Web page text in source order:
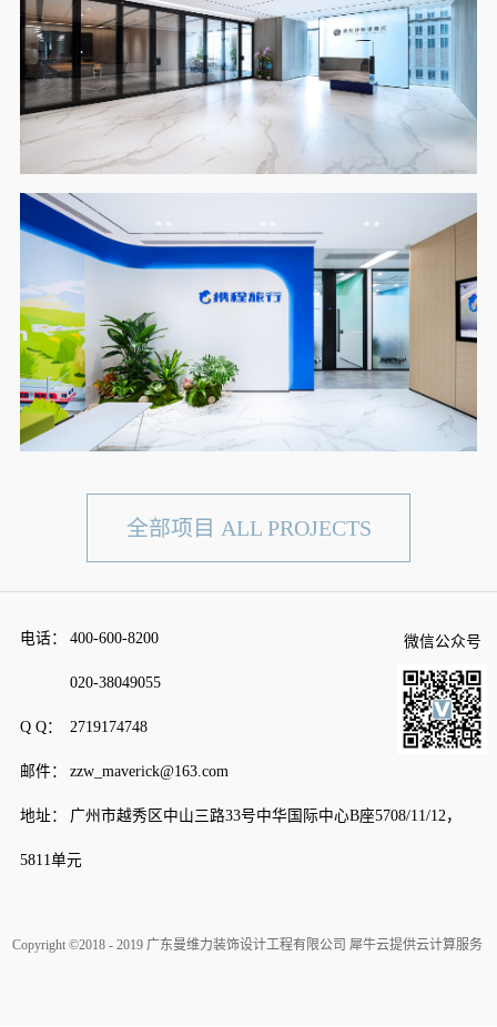
全部项目 ALL PROJECTS
电话： 400-600-8200
020-38049055
Q Q： 2719174748
邮件： zzw_maverick@163.com
地址： 广州市越秀区中山三路33号中华国际中心B座5708/11/12，
5811单元
微信公众号
Copyright ©2018 - 2019 广东曼维力装饰设计工程有限公司 犀牛云提供云计算服务